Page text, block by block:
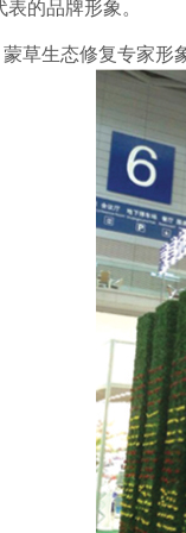
的品牌形象。
修复专家形象